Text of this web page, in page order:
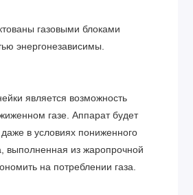
газовыми блоками
энергонезависимы.
является возможность
газе. Аппарат будет
в условиях пониженного
выполненная из жаропрочной
на потреблении газа.